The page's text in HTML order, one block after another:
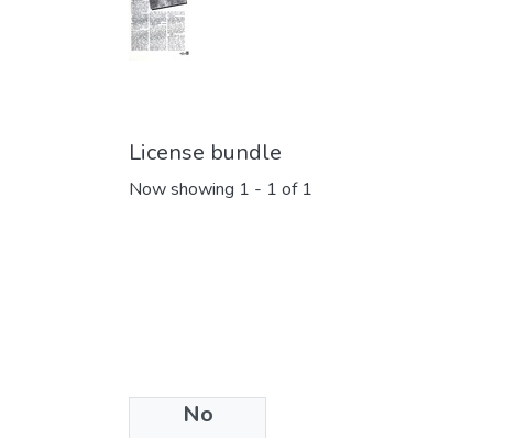
License bundle
Now showing 1 - 1 of 1
No
Collections